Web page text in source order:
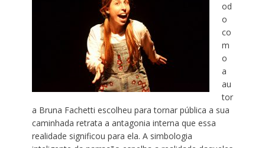
od
o
co
m
o
a
au
tor
a Bruna Fachetti escolheu para tornar pública a sua
caminhada retrata a antagonia interna que essa
realidade significou para ela. A simbologia